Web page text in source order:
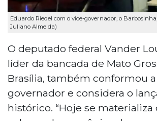
Eduardo Riedel com o vice-governador, o
Juliano Almeida)
O deputado federal Vander
líder da bancada de Mato
Brasília, também conformou
governador e considera o
histórico. “Hoje se materializa